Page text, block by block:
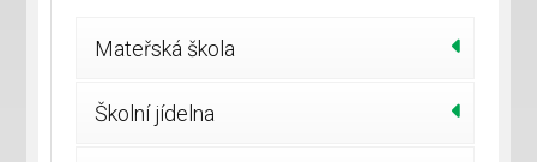
Mateřská škola
Školní jídelna